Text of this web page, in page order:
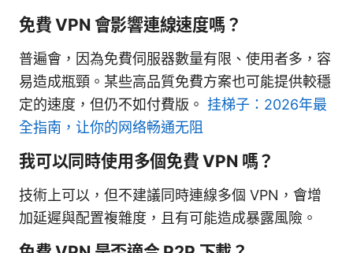
免費 VPN 會影響連線速度嗎？
普遍會，因為免費伺服器數量有限、使用者多，容
易造成瓶頸。某些高品質免費方案也可能提供較穩
定的速度，但仍不如付費版。 挂梯子：2026年最
全指南，让你的网络畅通无阻
我可以同時使用多個免費 VPN 嗎？
技術上可以，但不建議同時連線多個 VPN，會增
加延遲與配置複雜度，且有可能造成暴露風險。